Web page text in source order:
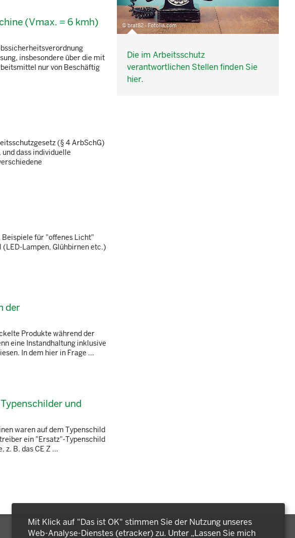
(Vmax. = 6 kmh)
insbesondere über die mit
nur von Beschäftig
(§ 4 ArbSchG)
dass individuelle
für "offenes Licht"
Lampen, Glühbirnen etc.)
der
Produkte während der
eine Instandhaltung inklusive
In dem hier in Frage ...
und
waren auf dem Typenschild
ein "Ersatz"-Typenschild
z. B. das CE Z ...
© brat82 - Fotolia.com
Die im Arbeitsschutz
verantwortlichen Stellen finden Sie
hier.
Mit Klick auf "Das ist OK" stimmen Sie der Nutzung unseres
Web-Analyse-Dienstes (etracker) zu. Unter „Lassen Sie mich